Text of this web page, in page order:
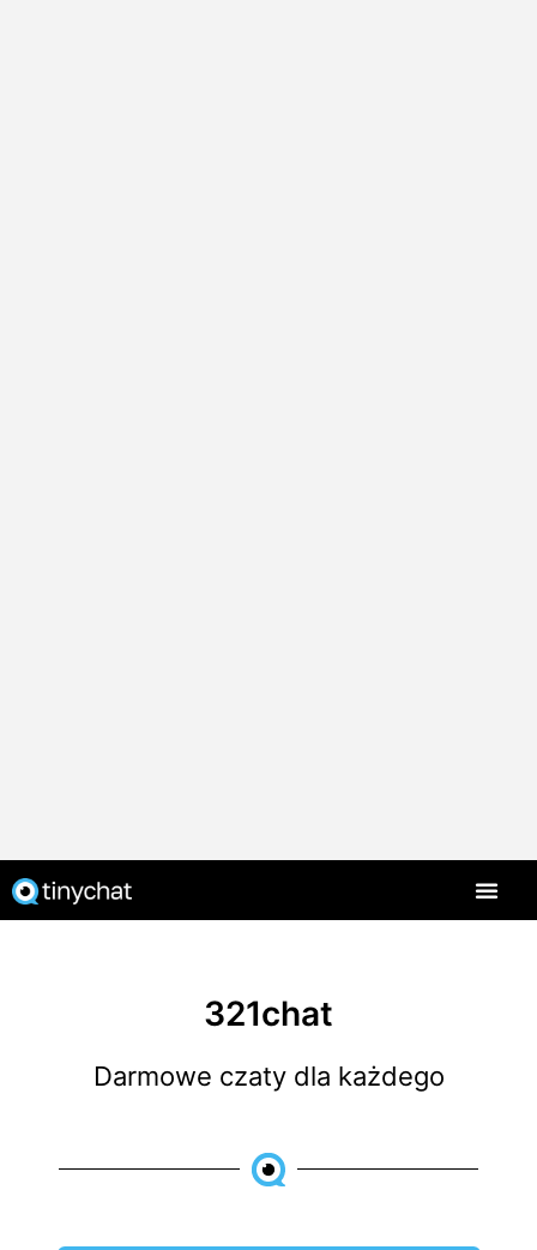
321chat
Darmowe czaty dla każdego